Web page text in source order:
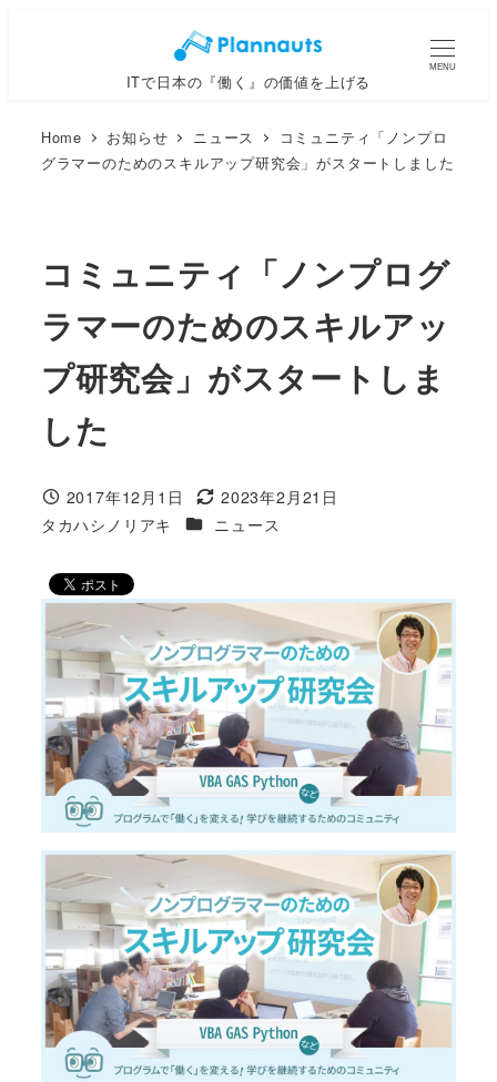
ITで日本の『働く』の価値を上げる
MENU
Home お知らせ ニュース
コミュニティ「ノンプロ
グラマーのためのスキルアップ研究会」がスタートしました
コミュニティ「ノンプログ
ラマーのためのスキルアッ
プ研究会」がスタートしま
した
投稿日
2017年12月1日
更新日
2023年2月21日
著
タカハシノリアキ カテゴリー
ニュース